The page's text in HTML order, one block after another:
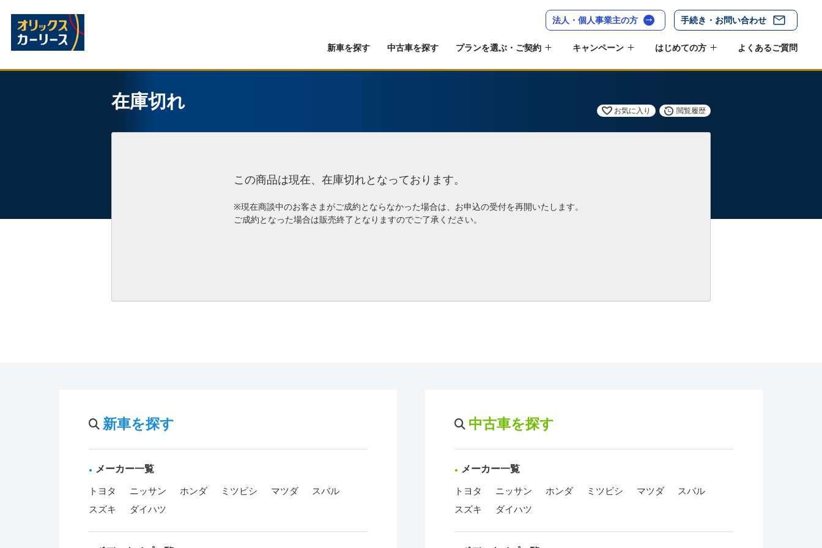
法人・個人事業主の方 手続き・お問い合わせ
新車を探す 中古車を探す プランを選ぶ・ご契約 キャンペーン はじめての方 よくあるご質問
在庫切れ お気に入り 閲覧履歴
この商品は現在、在庫切れとなっております。
※現在商談中のお客さまがご成約とならなかった場合は、お申込の受付を再開いたします。
ご成約となった場合は販売終了となりますのでご了承ください。
新車を探す
メーカー一覧
トヨタ ニッサン ホンダ ミツビシ マツダ
スバル
スズキ
ダイハツ
中古車を探す
メーカー一覧
トヨタ ニッサン ホンダ ミツビシ マツダ
スバル
スズキ
ダイハツ